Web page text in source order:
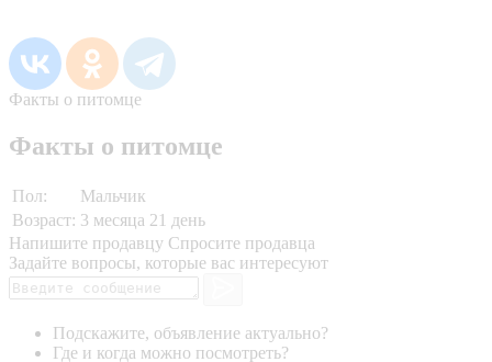
Факты о питомце
Факты о питомце
Пол:
Мальчик
Возраст: 3 месяца 21 день
Напишите продавцу Спросите продавца
Задайте вопросы, которые вас интересуют
Подскажите, объявление актуально?
Где и когда можно посмотреть?